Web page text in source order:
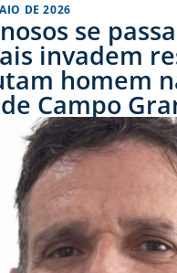
DE 2026
se
invadem
homem
Campo